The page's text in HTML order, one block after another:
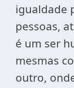
igualdade
pessoas,
é um ser
mesmas
outro,